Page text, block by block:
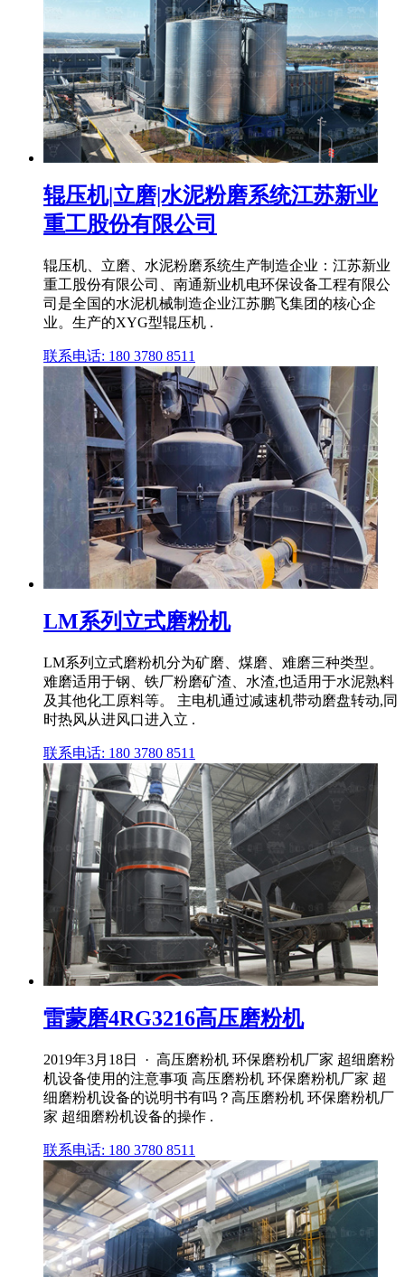
辊压机|立磨|水泥粉磨系统江苏新业
重工股份有限公司
辊压机、立磨、水泥粉磨系统生产制造企业：江苏新业
重工股份有限公司、南通新业机电环保设备工程有限公
司是全国的水泥机械制造企业江苏鹏飞集团的核心企
业。生产的XYG型辊压机 .
联系电话: 180 3780 8511
LM系列立式磨粉机
LM系列立式磨粉机分为矿磨、煤磨、难磨三种类型。
难磨适用于钢、铁厂粉磨矿渣、水渣,也适用于水泥熟料
及其他化工原料等。 主电机通过减速机带动磨盘转动,同
时热风从进风口进入立 .
联系电话: 180 3780 8511
雷蒙磨4RG3216高压磨粉机
2019年3月18日 · 高压磨粉机 环保磨粉机厂家 超细磨粉
机设备使用的注意事项 高压磨粉机 环保磨粉机厂家 超
细磨粉机设备的说明书有吗？高压磨粉机 环保磨粉机厂
家 超细磨粉机设备的操作 .
联系电话: 180 3780 8511